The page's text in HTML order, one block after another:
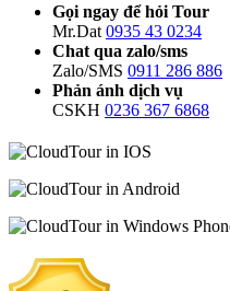
Gọi ngay để hỏi Tour
Mr.Dat 0935 43 0234
Chat qua zalo/sms
Zalo/SMS 0911 286 886
Phản ánh dịch vụ
CSKH 0236 367 6868